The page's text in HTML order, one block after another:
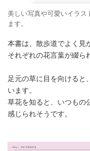
美しい写真や可愛いイラス
ます。
本書は、散歩道でよく見
それぞれの花言葉が綴ら
足元の草に目を向けると
います。
草花を知ると、いつもの
感じられそうです。